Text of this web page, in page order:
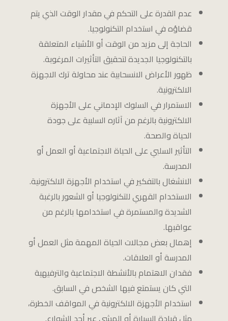
عدم القدرة على التحكم في مقدار الوقت الذي يتم
قضاؤه في استخدام التكنولوجيا.
الحاجة إلى مزيد من الوقت أو الأشياء المتعلقة
بالتكنولوجيا الجديدة لتحقيق التأثيرات المرغوبة.
ظهور الأعراض الانسحابية عند محاولة ترك الاجهزة
الالكترونية.
الاستمرار في السلوك الإدماني على الأجهزة
الالكترونية بالرغم من آثاره السلبية على جودة
الحياة والصحة.
التأثير السلبي على الحياة الاجتماعية أو العمل أو
المدرسة.
الانشغال بالتفكير في استخدام الأجهزة الالكترونية.
الاستخدام القهري للتكنولوجيا أو الشعور بالرغبة
الشديدة والمستمرة في استخدامها بالرغم من
عواقبها.
إهمال بعض مجالات الحياة المهمة مثل العمل أو
المدرسة أو العلاقات.
فقدان الاهتمام بالأنشطة الاجتماعية والترفيهية
التي كان يستمتع فيها الشخص في السابق.
استخدام الأجهزة الالكترونية في المواقف الخطرة،